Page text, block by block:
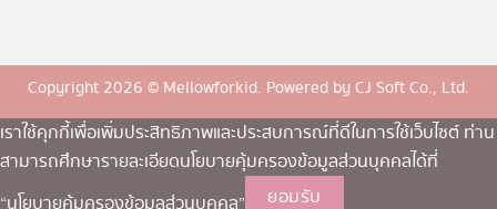
Copyright 2026 © Mellowforkid. Powered by CJ Soft Co., Ltd.
เราใช้คุกกี้เพื่อเพิ่มประสิทธิภาพและประสบการณ์ที่ดีในการใช้เว็บไซต์ ท่าน
สามารถศึกษารายละเอียดนโยบายคุ้มครองข้อมูลส่วนบุคคลได้ที่
ยอมรับ